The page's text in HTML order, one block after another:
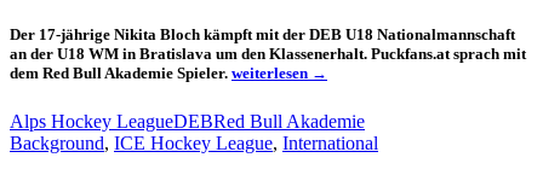
Der 17-jährige Nikita Bloch kämpft mit der DEB U18 Nationalmannschaft
an der U18 WM in Bratislava um den Klassenerhalt. Puckfans.at sprach mit
dem Red Bull Akademie Spieler. Die
ist
kein
Kindereishockey
weiterlesen →
Alps Hockey LeagueDEBRed Bull Akademie
Background, ICE Hockey League, International